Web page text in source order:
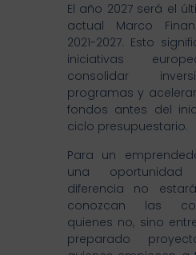
El año 2027 será el
actual Marco
2021-2027. Esto
iniciativas
consolidar
programas y
fondos antes del
ciclo presupuestario.
Para un
una oportunidad
diferencia no
conozcan las
quienes no, sino
preparado